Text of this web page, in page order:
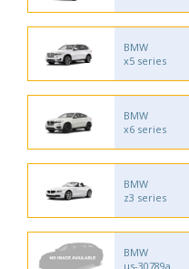
BMW
x5 series
BMW
x6 series
BMW
z3 series
BMW
us-30789a